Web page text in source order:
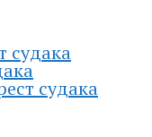
судака
судака